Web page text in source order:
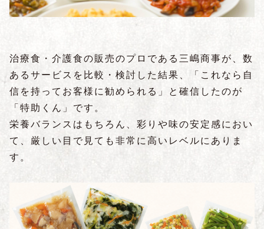
治療食・介護食の販売のプロである三嶋商事が、数
あるサービスを比較・検討した結果、「これなら自
信を持ってお客様に勧められる」と確信したのが
「特助くん」です。
栄養バランスはもちろん、彩りや味の安定感におい
て、厳しい目で見ても非常に高いレベルにありま
す。